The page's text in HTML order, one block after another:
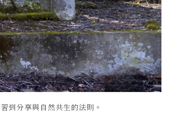
到分享與自然共生的法則。